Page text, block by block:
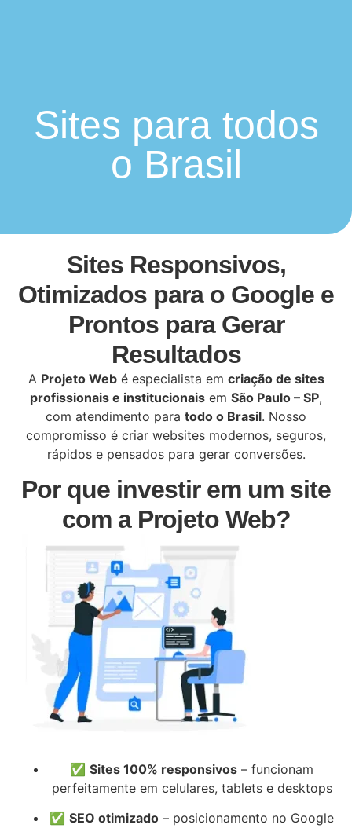
Sites para todos
o Brasil
Sites Responsivos,
Otimizados para o Google e
Prontos para Gerar
Resultados
A Projeto Webé especialista em criação de sites
profissionais e institucionais em São Paulo – SP,
com atendimento para todo o Brasil. Nosso
compromisso é criar websites modernos, seguros,
rápidos e pensados para gerar conversões.
Por que investir em um site
com a Projeto Web?
✅ Sites 100% responsivos – funcionam
perfeitamente em celulares, tablets e desktops
✅ SEO otimizado – posicionamento no Google